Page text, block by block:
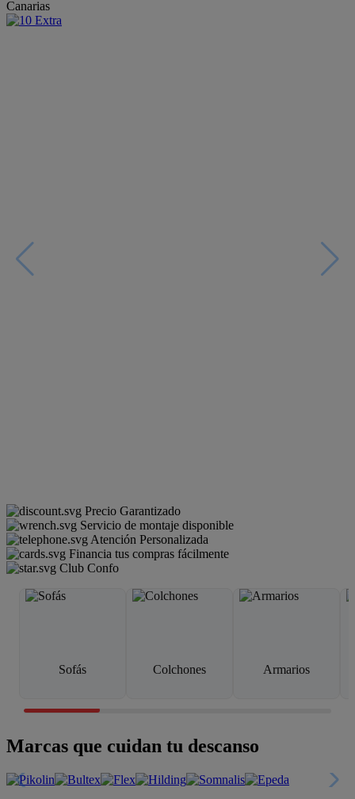
Canarias
Precio Garantizado
Servicio de montaje disponible
Atención Personalizada
Financia tus compras fácilmente
Club Confo
Sofás Colchones Armarios
Marcas que cuidan tu descanso